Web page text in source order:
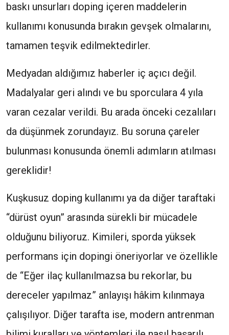
baskı unsurları doping içeren maddelerin
kullanımı konusunda bırakın gevşek olmalarını,
tamamen teşvik edilmektedirler.
Medyadan aldığımız haberler iç açıcı değil.
Madalyalar geri alındı ve bu sporculara 4 yıla
varan cezalar verildi. Bu arada önceki cezalıları
da düşünmek zorundayız. Bu soruna çareler
bulunması konusunda önemli adımların atılması
gereklidir!
Kuşkusuz doping kullanımı ya da diğer taraftaki
“dürüst oyun” arasında sürekli bir mücadele
olduğunu biliyoruz. Kimileri, sporda yüksek
performans için dopingi öneriyorlar ve özellikle
de “Eğer ilaç kullanılmazsa bu rekorlar, bu
dereceler yapılmaz” anlayışı hâkim kılınmaya
çalışılıyor. Diğer tarafta ise, modern antrenman